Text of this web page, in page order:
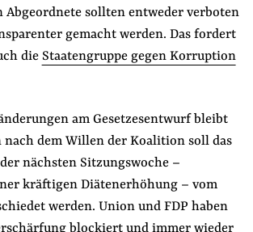
Abgeordnete sollten entweder verboten
gemacht werden. Das fordert
die Staatengruppe gegen Korruption
am Gesetzesentwurf bleibt
dem Willen der Koalition soll das
nächsten Sitzungswoche –
kräftigen Diätenerhöhung – vom
werden. Union und FDP haben
blockiert und immer wieder